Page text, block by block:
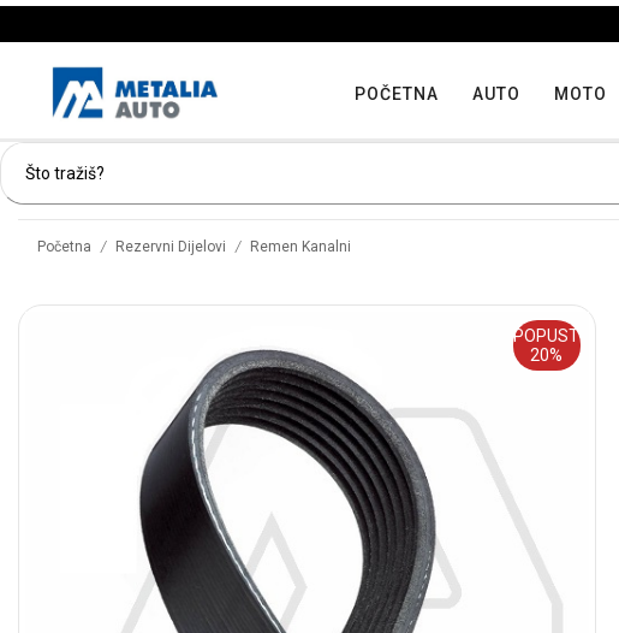
POČETNA AUTO MOTO
Početna / Rezervni Dijelovi / Remen Kanalni
POPUST
20%